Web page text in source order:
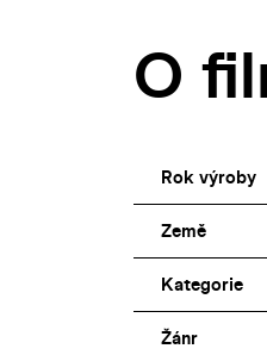
O
Rok výroby
Země
Kategorie
Žánr